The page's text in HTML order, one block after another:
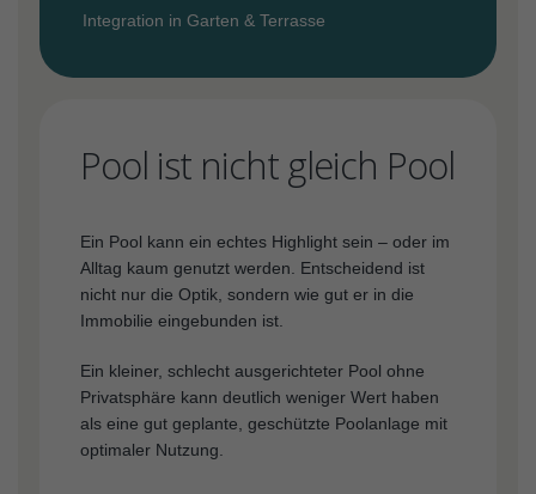
Integration in Garten & Terrasse
Pool ist nicht gleich Pool
Ein Pool kann ein echtes Highlight sein – oder im
Alltag kaum genutzt werden. Entscheidend ist
nicht nur die Optik, sondern wie gut er in die
Immobilie eingebunden ist.
Ein kleiner, schlecht ausgerichteter Pool ohne
Privatsphäre kann deutlich weniger Wert haben
als eine gut geplante, geschützte Poolanlage mit
optimaler Nutzung.